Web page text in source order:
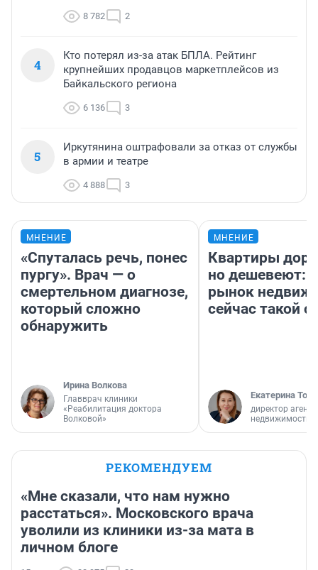
8 782 2
4
Кто потерял из-за атак БПЛА. Рейтинг
крупнейших продавцов маркетплейсов из
Байкальского региона
6 136 3
5
Иркутянина оштрафовали за отказ от службы
в армии и театре
4 888 3
МНЕНИЕ
«Спуталась речь, понес
пургу». Врач — о
смертельном диагнозе,
который сложно
обнаружить
Ирина Волкова
Главврач клиники
«Реабилитация доктора
Волковой»
МНЕНИЕ
Квартиры
но дешевеют:
рынок
сейчас такой
Екатерина
директор
недвижимости
РЕКОМЕНДУЕМ
«Мне сказали, что нам нужно
расстаться». Московского врача
уволили из клиники из-за мата в
личном блоге